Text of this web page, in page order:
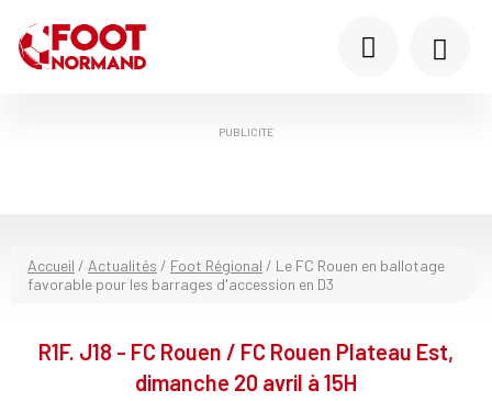
PUBLICITÉ
Accueil / Actualités / Foot Régional / Le FC Rouen en ballotage
favorable pour les barrages d'accession en D3
R1F. J18 - FC Rouen / FC Rouen Plateau Est,
dimanche 20 avril à 15H